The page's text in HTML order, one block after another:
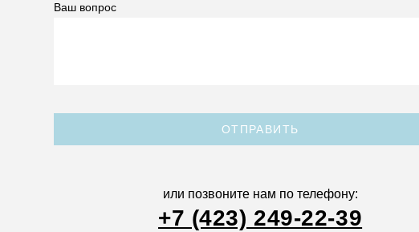
Ваш вопрос
ОТПРАВИТЬ
или позвоните нам по телефону:
+7 (423) 249-22-39